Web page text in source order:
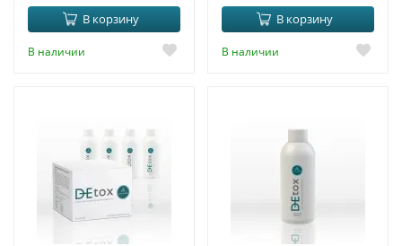
В корзину
В наличии
В корзину
В наличии